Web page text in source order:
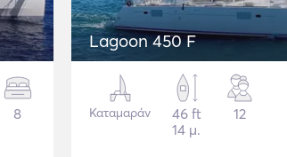
8
Lagoon 450 F
Καταμαράν
46 ft
14 μ.
12